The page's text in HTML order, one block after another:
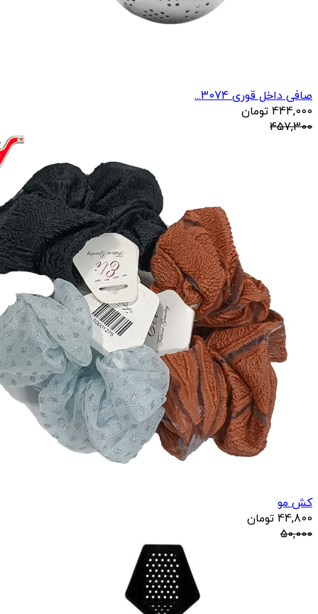
صافی داخل قوری 3074...
444,000 تومان
457,300
کش مو
44,800 تومان
50,000